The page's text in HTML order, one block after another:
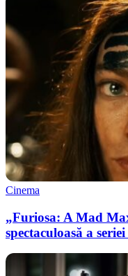
Cinema
„Furiosa: A Mad
spectaculoasă a